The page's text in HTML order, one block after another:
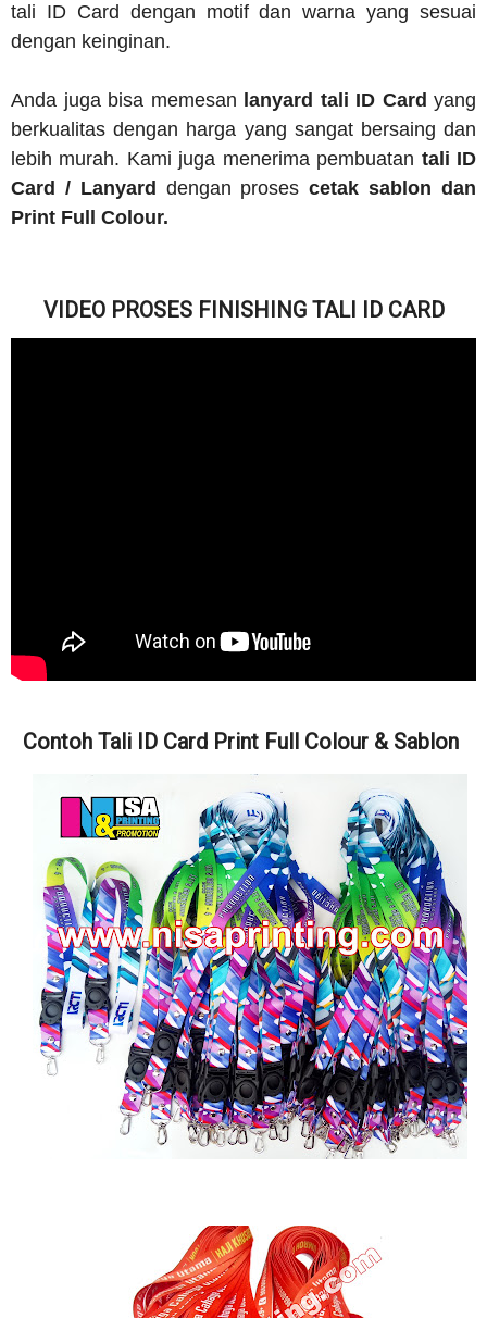
tali ID Card dengan motif dan warna yang sesuai
dengan keinginan.
Anda juga bisa memesan lanyard tali ID Card yang
berkualitas dengan harga yang sangat bersaing dan
lebih murah. Kami juga menerima pembuatan tali ID
Card / Lanyard dengan prosescetak sablon dan
Print Full Colour.
VIDEO PROSES FINISHING TALI ID CARD
Contoh Tali ID Card Print Full Colour & Sablon